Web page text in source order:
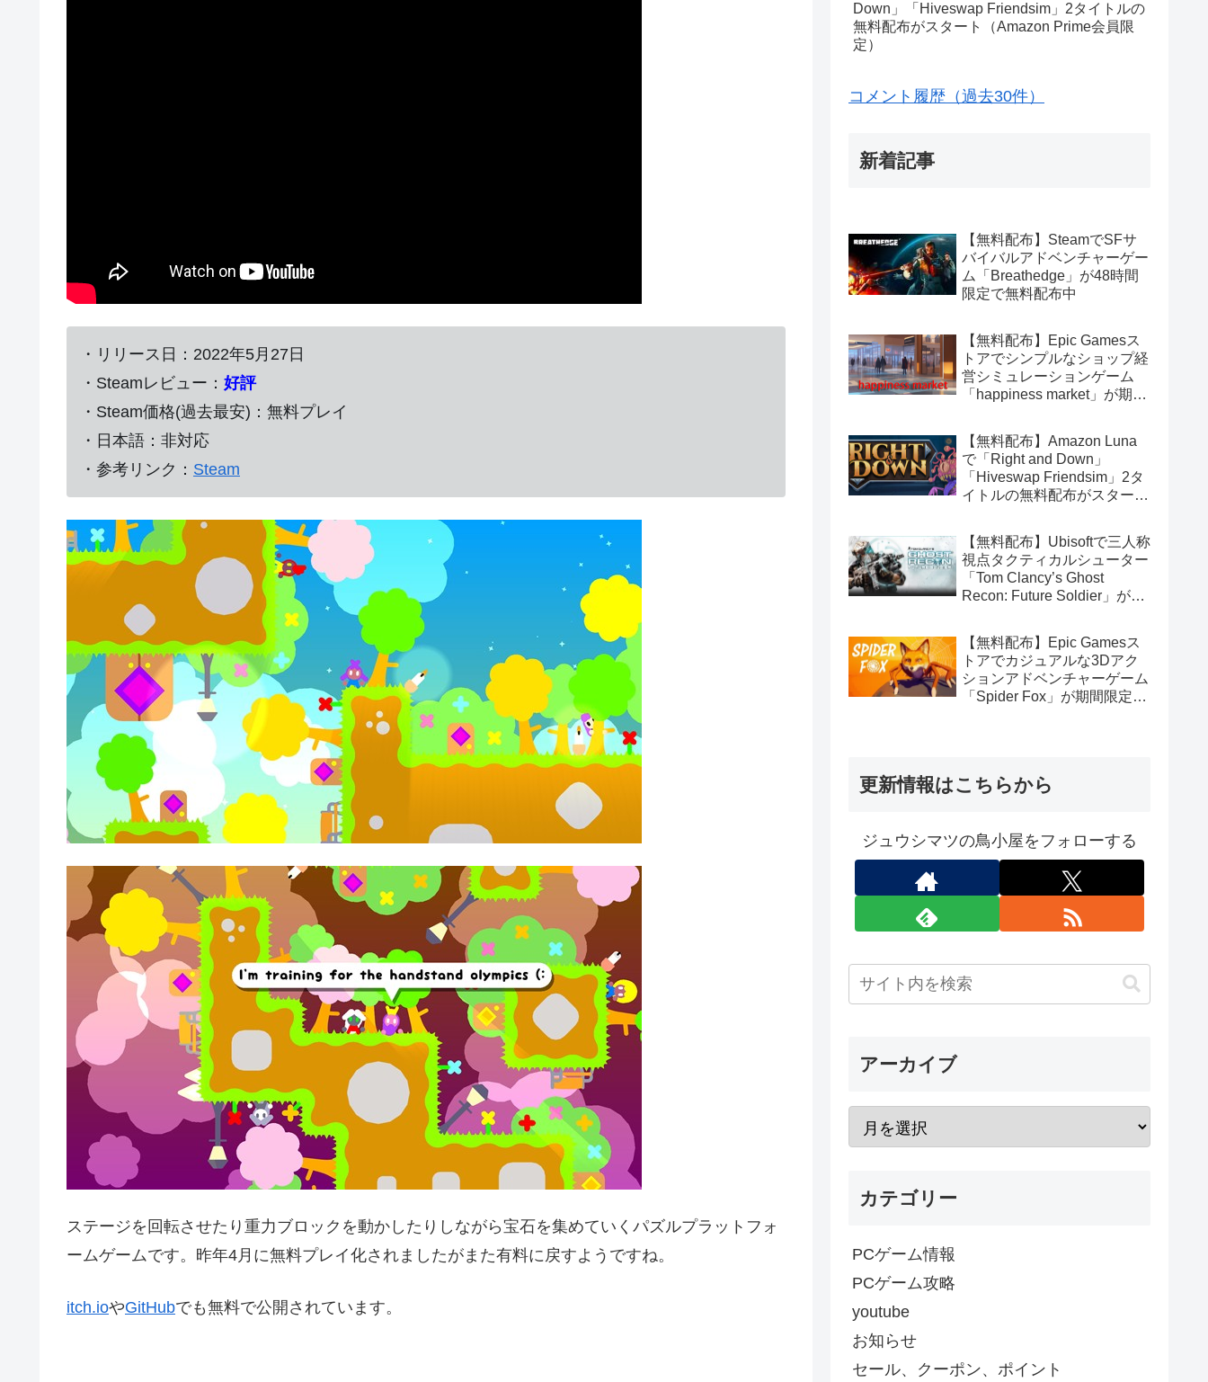
・リリース日： 2022年5月27日
・Steamレビュー： 好評
・Steam価格(過去最安)：無料プレイ
・日本語：非対応
・参考リンク： Steam
ステージを回転させたり重力ブロックを動かしたりしながら宝石を集めていくパズルプラットフォ
ームゲームです。昨年4月に無料プレイ化されましたがまた有料に戻すようですね。
itch.ioやGitHubでも無料で公開されています。
Down」「Hiveswap Friendsim」2タイトルの
無料配布がスタート（Amazon Prime会員限
定）
コメント履歴（過去30件）
新着記事
【無料配布】SteamでSFサ
バイバルアドベンチャーゲー
ム「Breathedge」が48時間
限定で無料配布中
【無料配布】Epic Gamesス
トアでシンプルなショップ経
営シミュレーションゲーム
「happiness market」が期間
【無料配布】Amazon Luna
で「Right and Down」
「Hiveswap Friendsim」2タ
イトルの無料配布がスタート
【無料配布】Ubisoftで三人称
視点タクティカルシューター
「Tom Clancy’s Ghost
Recon: Future Soldier」が期
Connect版）
【無料配布】Epic Gamesス
トアでカジュアルな3Dアク
ションアドベンチャーゲーム
「Spider Fox」が期間限定で
更新情報はこちらから
ジュウシマツの鳥小屋をフォローする
アーカイブ
カテゴリー
PCゲーム情報
PCゲーム攻略
youtube
お知らせ
セール、クーポン、ポイント